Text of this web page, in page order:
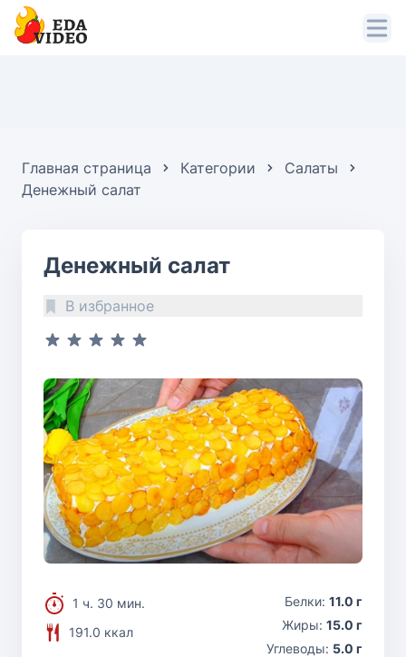
Главная страница Категории
Салаты
Денежный салат
Денежный салат
В избранное
1 ч. 30 мин.
191.0 ккал
Белки: 11.0 г
Жиры: 15.0 г
Углеводы: 5.0 г